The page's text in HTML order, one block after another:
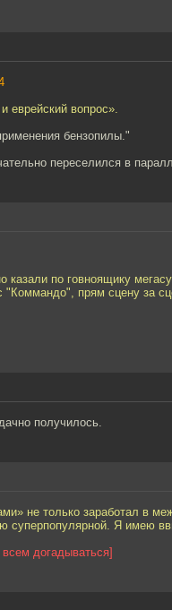
еврейский вопрос».
бензопилы."
переселился в
казали по говноящику
"Коммандо", прям сцену за
получилось.
не только заработал в
суперпопулярной. Я имею
догадываться]